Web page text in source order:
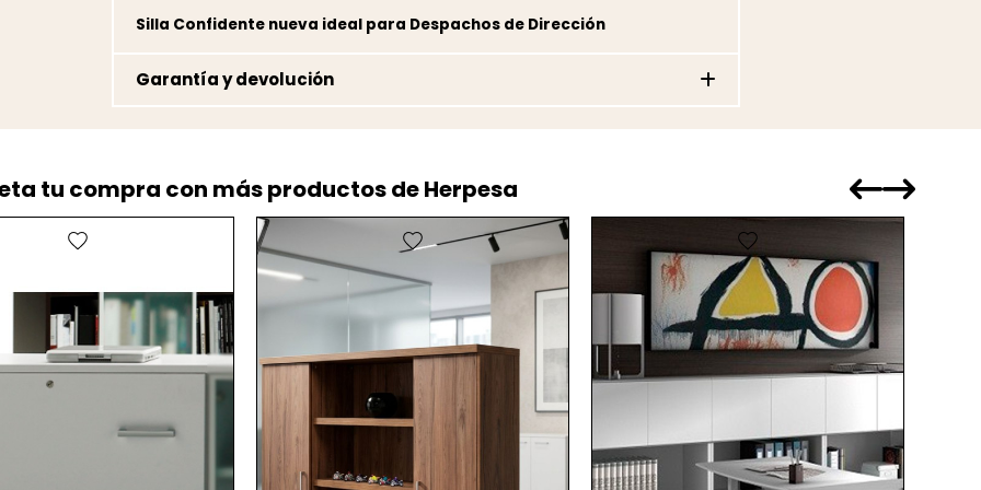
Silla Confidente nueva ideal para Despachos de Dirección
Garantía y devolución
tu compra con más productos de Herpesa
favorite favorite favorite